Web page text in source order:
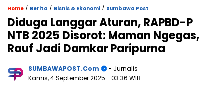
Home / Berita / Bisnis & Ekonomi / Sumbawa Post
Diduga Langgar Aturan, RAPBD-P
NTB 2025 Disorot: Maman Ngegas,
Rauf Jadi Damkar Paripurna
SUMBAWAPOST.com
- Jurnalis
Kamis, 4 September 2025 - 03:36 WIB